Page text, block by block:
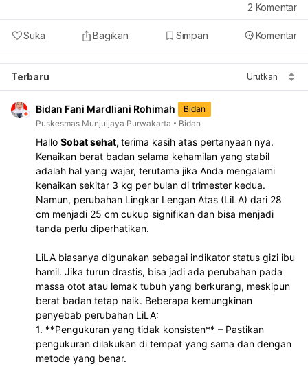
Suka Bagikan Simpan Komentar
2 Komentar
Terbaru Urutkan
Bidan Fani Mardliani Rohimah
Bidan
Puskesmas Munjuljaya Purwakarta
Bidan
Hallo Sobat sehat, terima kasih atas pertanyaan nya.
Kenaikan berat badan selama kehamilan yang stabil
adalah hal yang wajar, terutama jika Anda mengalami
kenaikan sekitar 3 kg per bulan di trimester kedua.
Namun, perubahan Lingkar Lengan Atas (LiLA) dari 28
cm menjadi 25 cm cukup signifikan dan bisa menjadi
tanda perlu diperhatikan.
LiLA biasanya digunakan sebagai indikator status gizi ibu
hamil. Jika turun drastis, bisa jadi ada perubahan pada
massa otot atau lemak tubuh yang berkurang, meskipun
berat badan tetap naik. Beberapa kemungkinan
penyebab perubahan LiLA:
1. **Pengukuran yang tidak konsisten** – Pastikan
pengukuran dilakukan di tempat yang sama dan dengan
metode yang benar.